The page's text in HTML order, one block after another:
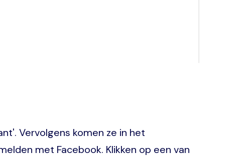
Vervolgens komen ze in het
met Facebook. Klikken op een van